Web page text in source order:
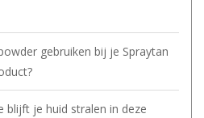
gebruiken bij je Spraytan
blijft je huid stralen in deze